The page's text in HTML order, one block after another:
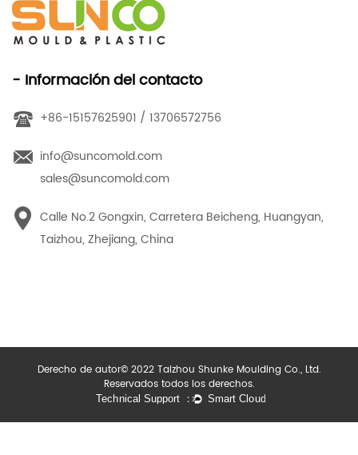
- Información del contacto
+86-15157625901 / 13706572756
info@suncomold.com
sales@suncomold.com
Calle No.2 Gongxin, Carretera Beicheng, Huangyan,
Taizhou, Zhejiang, China
Derecho de autor© 2022 Taizhou Shunke Moulding Co., Ltd.
Reservados todos los derechos.